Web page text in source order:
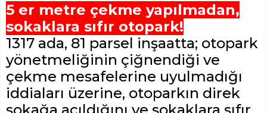
5 er metre çekme yapılmadan,
sokaklara sıfır otopark!
1317 ada, 81 parsel inşaatta; otopark
yönetmeliğinin çiğnendiği ve
çekme mesafelerine uyulmadığı
iddiaları üzerine, otoparkın direk